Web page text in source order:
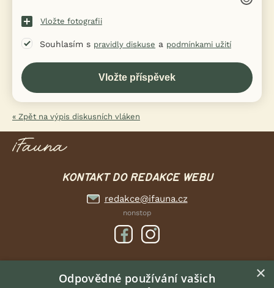
Vložte fotografii
Souhlasím s pravidly diskuse a podmínkami užití
« Zpět na výpis diskusních vláken
KONTAKT DO REDAKCE WEBU
redakce@ifauna.cz
nonstop
DOMOVSKÁ STRÁNKA
×
Odpovědné používání vašich